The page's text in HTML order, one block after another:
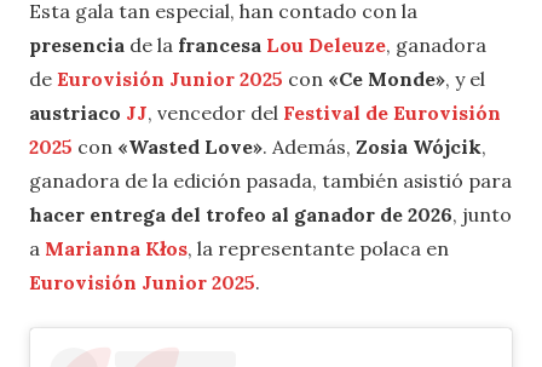
Esta gala tan especial, han contado con la
presencia de la francesa Lou Deleuze, ganadora
de Eurovisión Junior 2025 con «Ce Monde», y el
austriaco JJ, vencedor del Festival de Eurovisión
2025 con «Wasted Love». Además, Zosia Wójcik,
ganadora de la edición pasada, también asistió para
hacer entrega del trofeo al ganador de 2026, junto
a Marianna Kłos, la representante polaca en
Eurovisión Junior 2025.